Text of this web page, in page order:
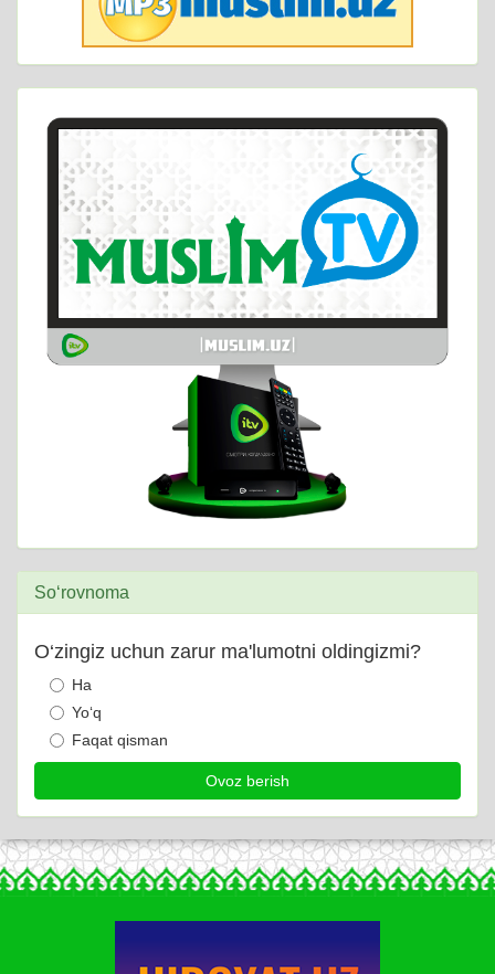
So‘rovnoma
O‘zingiz uchun zarur ma'lumotni oldingizmi?
Ha
Yo‘q
Faqat qisman